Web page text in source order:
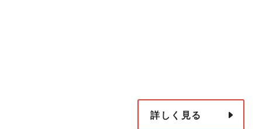
詳しく見る